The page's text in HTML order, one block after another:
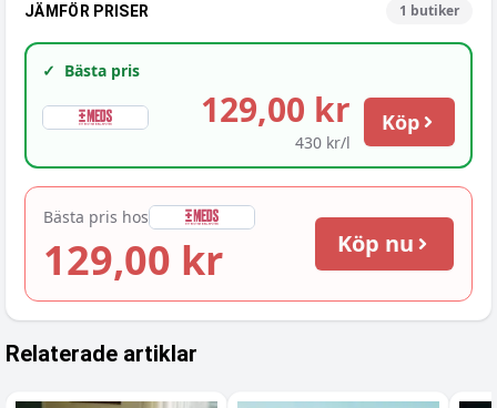
JÄMFÖR PRISER 1 butiker
✓ Bästa pris
129,00 kr
430 kr/l
Köp
Bästa pris hos
129,00 kr Köp nu
Relaterade artiklar